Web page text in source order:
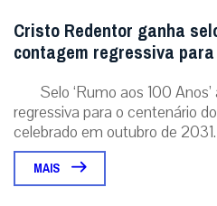
Cristo Redentor ganha
contagem regressiva
Selo ‘Rumo aos 100
regressiva para o centenário
celebrado em outubro de
MAIS